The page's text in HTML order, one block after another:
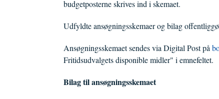
budgetposterne skrives ind i skemaet.
Udfyldte ansøgningsskemaer og bilag
Ansøgningsskemaet sendes via Digital Post på
Fritidsudvalgets disponible midler" i emnefeltet.
Bilag til ansøgningsskemaet